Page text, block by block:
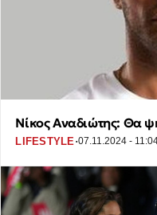
Νίκος Αναδιώτης: Θα
LIFESTYLE ·07.11.2024 -